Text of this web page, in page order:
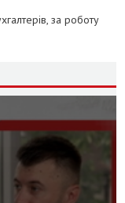
за роботу